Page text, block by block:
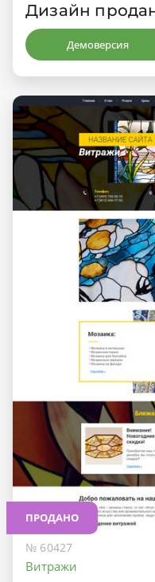
Дизайн
Демоверсия
ПРОДАНО
№ 60427
Витражи